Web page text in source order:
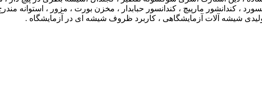
، کندانشور مارپیچ ، کندانسور حبابدار ، مخزن بورت ، مزور ، استوانه
شیشه آلات آزمایشگاهی ، کاربرد ظروف شیشه ای در آزمایشگاه .